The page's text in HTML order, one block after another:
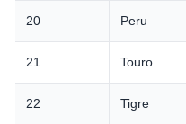
20 Peru
21 Touro
22 Tigre